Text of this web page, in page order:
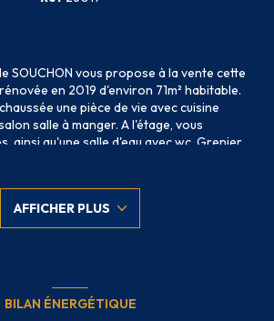
SOUCHON vous propose à la vente cette
en 2019 d'environ 71m² habitable.
une pièce de vie avec cuisine
salle à manger. A l'étage, vous
ainsi qu'une salle d'eau avec wc. Grenier.
électriques, fosse septique non
vitrage.
d'utiliser le numéro de téléphone sur la
AFFICHER PLUS
BILAN ÉNERGÉTIQUE